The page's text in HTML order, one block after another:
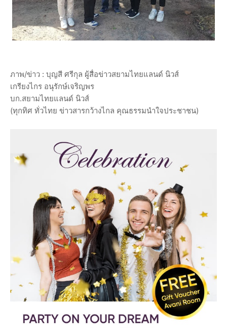
ภาพ/ข่าว : บุญสี ศรีกุล ผู้สื่อข่าวสยามไทยแลนด์ นิวส์
เกรียงไกร อนุรักษ์เจริญพร
บก.สยามไทยแลนด์ นิวส์
(ทุกทิศ ทั่วไทย ข่าวสารกว้างไกล คุณธรรมนำใจประชาชน)